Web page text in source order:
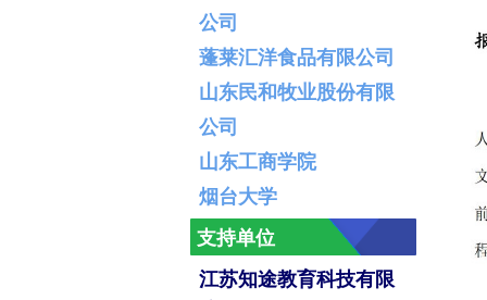
支持单位
公司
蓬莱汇洋食品有限公司
山东民和牧业股份有限
公司
山东工商学院
烟台大学
江苏知途教育科技有限